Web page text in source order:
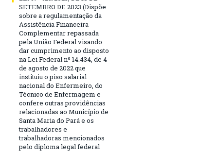
SETEMBRO DE 2023 (Dispõe
sobre a regulamentação da
Assistência Financeira
Complementar repassada
pela União Federal visando
dar cumprimento ao disposto
na Lei Federal nº 14.434, de 4
de agosto de 2022 que
instituiu o piso salarial
nacional do Enfermeiro, do
Técnico de Enfermagem e
confere outras providências
relacionadas ao Município de
Santa Maria do Pará e os
trabalhadores e
trabalhadoras mencionados
pelo diploma legal federal